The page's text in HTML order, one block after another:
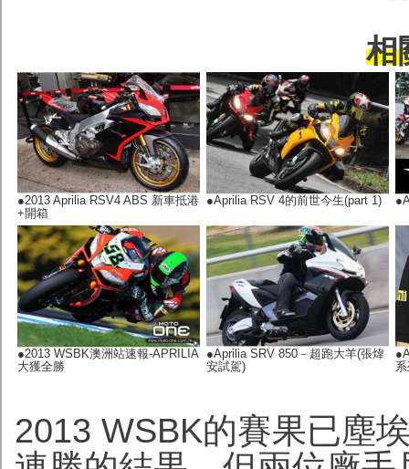
相
●2013 Aprilia RSV4 ABS 新車抵港
+開箱
●Aprilia RSV 4的前世今生(part 1)
●2013 WSBK澳洲站速報-APRILIA
大獲全勝
●Aprilia SRV 850－超跑大羊(張煒
安試駕)
2013 WSBK的賽果已塵